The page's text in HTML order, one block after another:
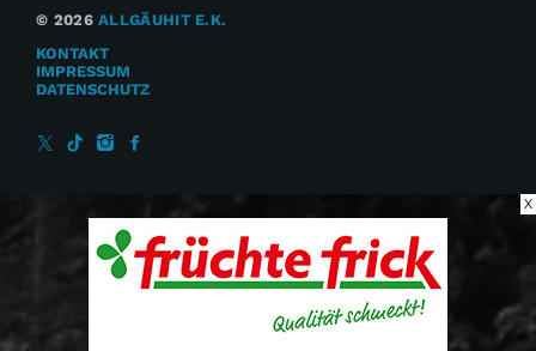
© 2026ALLGÄUHIT E.K.
KONTAKT
IMPRESSUM
DATENSCHUTZ
X